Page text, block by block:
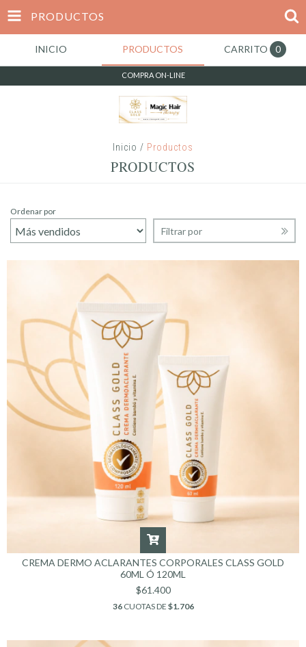
PRODUCTOS
INICIO PRODUCTOS CARRITO 0
COMPRA ON-LINE
Inicio / Productos
PRODUCTOS
Ordenar por
Filtrar por
CREMA DERMO ACLARANTES CORPORALES CLASS GOLD
60ML Ó 120ML
$61.400
36CUOTAS DE $1.706